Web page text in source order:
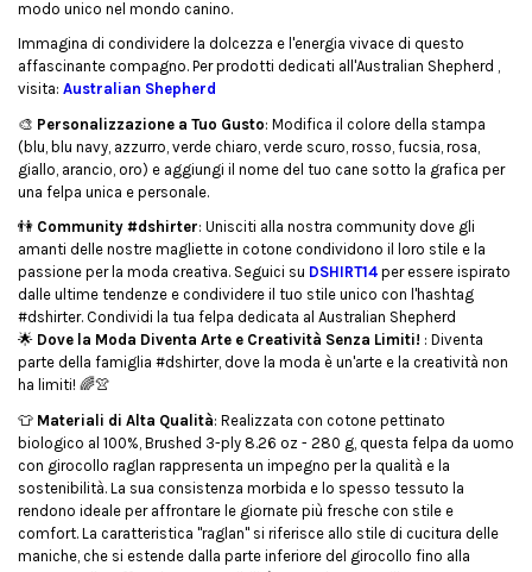
modo unico nel mondo canino.
Immagina di condividere la dolcezza e l'energia vivace di questo
affascinante compagno. Per prodotti dedicati all'Australian Shepherd ,
visita: Australian Shepherd
🎨 Personalizzazione a Tuo Gusto: Modifica il colore della stampa
(blu, blu navy, azzurro, verde chiaro, verde scuro, rosso, fucsia, rosa,
giallo, arancio, oro) e aggiungi il nome del tuo cane sotto la grafica per
una felpa unica e personale.
👫 Community #dshirter: Unisciti alla nostra community dove gli
amanti delle nostre magliette in cotone condividono il loro stile e la
passione per la moda creativa. Seguici su DSHIRT14 per essere ispirato
dalle ultime tendenze e condividere il tuo stile unico con l'hashtag
#dshirter. Condividi la tua felpa dedicata al Australian Shepherd
🌟 Dove la Moda Diventa Arte e Creatività Senza Limiti! : Diventa
parte della famiglia #dshirter, dove la moda è un'arte e la creatività non
ha limiti! 🌈👚
👕 Materiali di Alta Qualità: Realizzata con cotone pettinato
biologico al 100%, Brushed 3-ply 8.26 oz - 280 g, questa felpa da uomo
con girocollo raglan rappresenta un impegno per la qualità e la
sostenibilità. La sua consistenza morbida e lo spesso tessuto la
rendono ideale per affrontare le giornate più fresche con stile e
comfort. La caratteristica "raglan" si riferisce allo stile di cucitura delle
maniche, che si estende dalla parte inferiore del girocollo fino alla